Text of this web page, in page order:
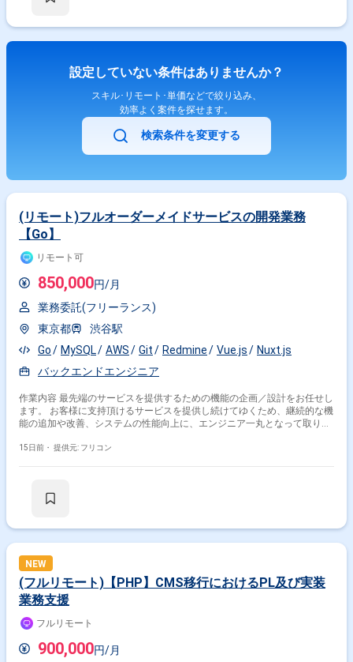
設定していない条件はありませんか？
スキル･リモート･単価などで絞り込み、
効率よく案件を探せます。
検索条件を変更する
(リモート)フルオーダーメイドサービスの開発業務
【Go】
リモート可
850,000円/月
業務委託(フリーランス)
東京都
渋谷駅
Go
MySQL AWS Git Redmine Vue.js
Nuxt.js
バックエンドエンジニア
作業内容 最先端のサービスを提供するための機能の企画／設計をお任せし
ます。 お客様に支持頂けるサービスを提供し続けてゆくため、継続的な機
能の追加や改善、システムの性能向上に、エンジニア一丸となって取り組
DB：MySQL ・インフラ：AWS ・コミュニケーションツール：Slack、
15日前・ 提供元: フリコン
NEW
(フルリモート)【PHP】CMS移行におけるPL及び実装
業務支援
フルリモート
900,000円/月